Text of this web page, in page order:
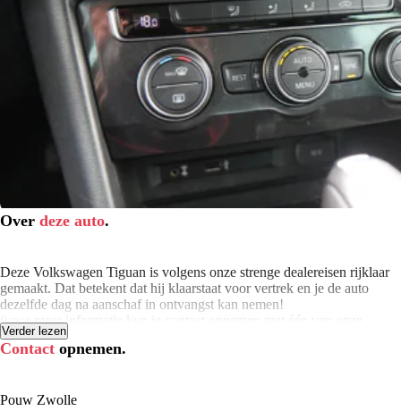
Over deze auto.
Deze Volkswagen Tiguan is volgens onze strenge dealereisen rijklaar
gemaakt. Dat betekent dat hij klaarstaat voor vertrek en je de auto
dezelfde dag na aanschaf in ontvangst kan nemen!
(voor meer informatie kun je contact opnemen met één van onze
verkoopadviseurs)
(afhankelijk van wat het eerst komt)? Dan hebben wij die alvast
Verder lezen
Contact opnemen.
Pouw Zwolle